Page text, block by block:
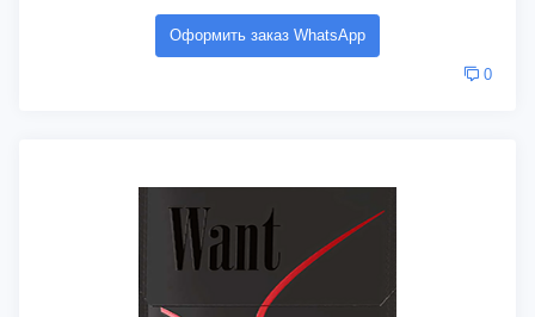
Оформить заказ WhatsApp
0